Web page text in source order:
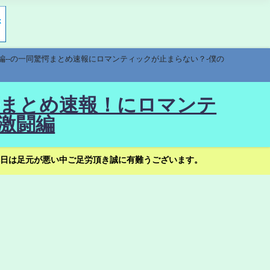
の一同驚愕まとめ速報にロマンティックが止まらない？-僕の
とめ速報！にロマンテ
闘編
足元が悪い中ご足労頂き誠に有難うございます。